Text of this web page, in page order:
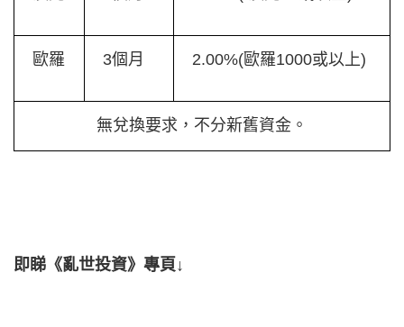
歐羅 3個月 2.00%(歐羅1000或以上)
無兌換要求，不分新舊資金。
即睇《亂世投資》專頁↓